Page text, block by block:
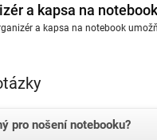
a kapsa na notebook
a kapsa na notebook
pro nošení notebooku?